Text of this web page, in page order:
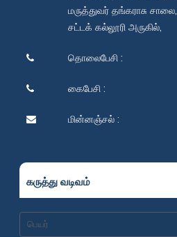
மருத்துவர் தங்கராசு சாலை,
சட்டக் கல்லூரி அருகில்,
தொலைபேசி :
கைபேசி :
மின்னஞ்சல் :
கருத்து வடிவம்